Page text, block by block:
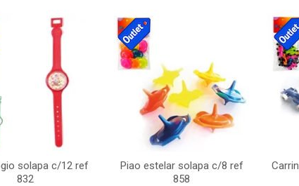
solapa c/12 ref
832
Piao estelar solapa c/8 ref
858